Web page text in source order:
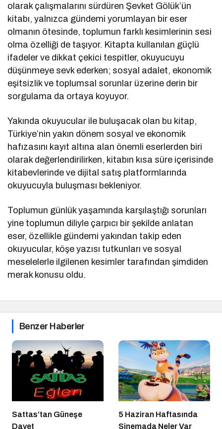
olarak çalışmalarını sürdüren Şevket Gölük’ün
kitabı, yalnızca gündemi yorumlayan bir eser
olmanın ötesinde, toplumun farklı kesimlerinin sesi
olma özelliği de taşıyor. Kitapta kullanılan güçlü
ifadeler ve dikkat çekici tespitler, okuyucuyu
düşünmeye sevk ederken; sosyal adalet, ekonomik
eşitsizlik ve toplumsal sorunlar üzerine derin bir
sorgulama da ortaya koyuyor.
Yakında okuyucular ile buluşacak olan bu kitap,
Türkiye’nin yakın dönem sosyal ve ekonomik
hafızasını kayıt altına alan önemli eserlerden biri
olarak değerlendirilirken, kitabın kısa süre içerisinde
kitabevlerinde ve dijital satış platformlarında
okuyucuyla buluşması bekleniyor.
Toplumun günlük yaşamında karşılaştığı sorunları
yine toplumun diliyle çarpıcı bir şekilde anlatan
eser, özellikle gündemi yakından takip eden
okuyucular, köşe yazısı tutkunları ve sosyal
meselelerle ilgilenen kesimler tarafından şimdiden
merak konusu oldu.
Benzer Haberler
Sattas’tan Güneşe
Davet
5 Haziran Haftasında
Sinemada Neler Var